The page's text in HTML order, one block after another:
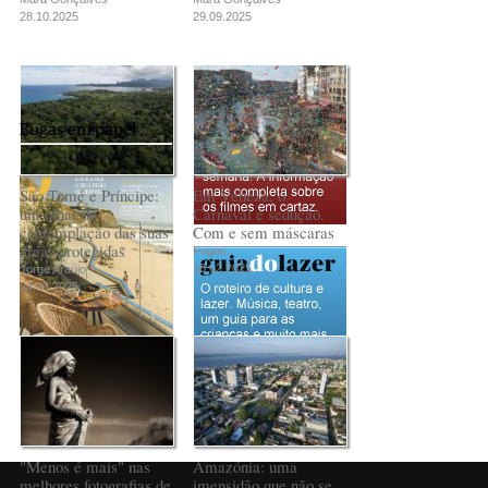
28.10.2025
29.09.2025
São Tomé e Príncipe:
um olhar de
contemplação das suas
áreas protegidas
Jorge Araújo
24.03.2025
Em Veneza, o
Carnaval é sedução.
Com e sem máscaras
Fugas
18.02.2025
"Menos é mais" nas
Amazónia: uma
Fugas em papel
PUB